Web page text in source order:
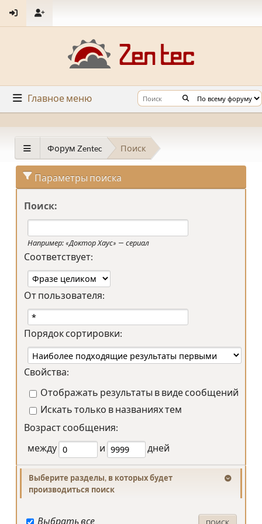
Главное меню
Форум Zentec Поиск
Параметры поиска
Поиск:
Например: «Доктор Хаус» — сериал
Соответствует:
От пользователя:
Порядок сортировки:
Свойства:
Отображать результаты в виде сообщений
Искать только в названиях тем
Возраст сообщения:
между
и дней
Выберите разделы, в которых будет
производиться поиск
Выбрать все